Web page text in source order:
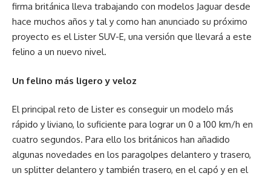
firma británica lleva trabajando con modelos Jaguar desde
hace muchos años y tal y como han anunciado su próximo
proyecto es el Lister SUV-E, una versión que llevará a este
felino a un nuevo nivel.
Un felino más ligero y veloz
El principal reto de Lister es conseguir un modelo más
rápido y liviano, lo suficiente para lograr un 0 a 100 km/h en
cuatro segundos. Para ello los británicos han añadido
algunas novedades en los paragolpes delantero y trasero,
un splitter delantero y también trasero, en el capó y en el